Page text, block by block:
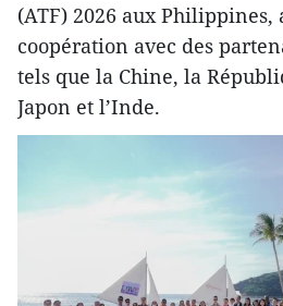
(ATF) 2026 aux
coopération avec des
tels que la Chine, la
Japon et l’Inde.